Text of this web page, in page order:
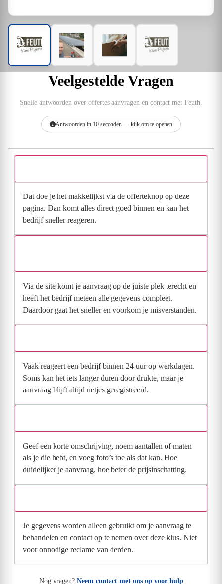
Veelgestelde Vragen
Snelle antwoorden over offertes aanvragen en contact met Feuth.
Antwoorden in 10 seconden — klik om te openen
Dat doe je het makkelijkst via de offerteknop op deze
pagina. Dan komt alles direct goed binnen en kan het
bedrijf sneller reageren.
Via de site komt je aanvraag op de juiste plek terecht en
heeft het bedrijf meteen alle gegevens compleet.
Daardoor gaat het sneller en voorkom je misverstanden.
Vaak reageert een bedrijf binnen 24 uur op werkdagen.
Soms kan het iets langer duren door drukte, maar je
aanvraag blijft altijd netjes geregistreerd.
Geef een korte omschrijving, noem aantallen of maten
als je die hebt, en voeg foto’s toe als dat kan. Hoe
duidelijker je aanvraag, hoe beter de prijsinschatting.
Je gegevens worden alleen gebruikt om je aanvraag te
behandelen en contact op te nemen over deze klus. Niet
voor onnodige reclame van derden.
Nog vragen? Neem contact met ons op voor hulp